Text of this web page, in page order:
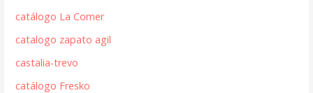
catálogo La Comer
catalogo zapato agil
castalia-trevo
catálogo Fresko